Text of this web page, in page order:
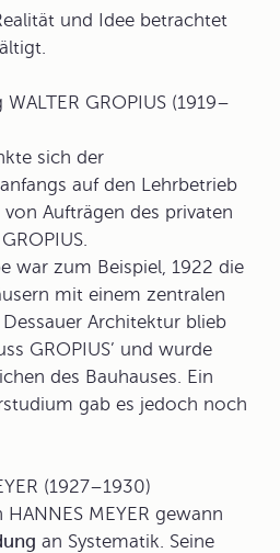
und Idee betrachtet
WALTER GROPIUS (1919–
sich der
anfangs auf den Lehrbetrieb
Aufträgen des privaten
war zum Beispiel, 1922 die
mit einem zentralen
Architektur blieb
GROPIUS’ und wurde
des Bauhauses. Ein
gab es jedoch noch
(1927–1930)
MEYER gewann
an Systematik. Seine